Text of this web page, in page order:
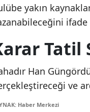
yakın
ifade
Tatil
Han
ve
Haber Merkezi